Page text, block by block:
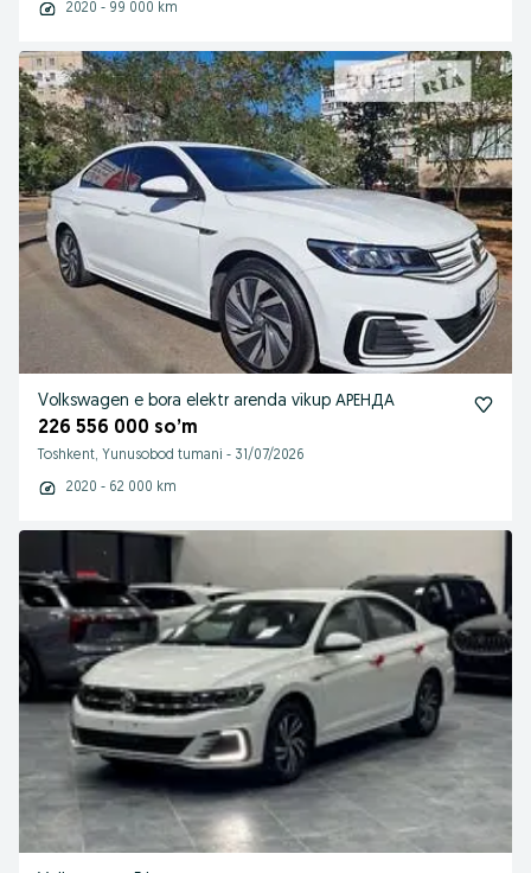
2020 - 99 000 km
Volkswagen e bora elektr arenda vikup АРЕНДА
226 556 000 so’m
Toshkent, Yunusobod tumani - 31/07/2026
2020 - 62 000 km